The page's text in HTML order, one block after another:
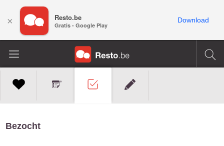
Bezocht
× Resto.be
Gratis - Google Play
Download